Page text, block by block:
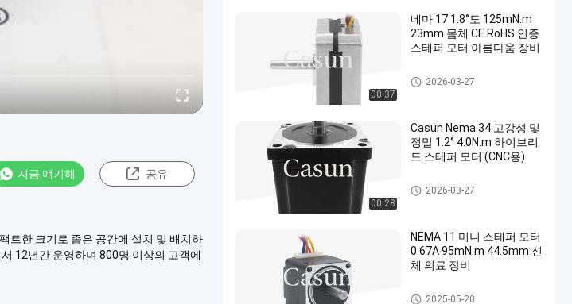
지금 얘기해 공유
트한 크기로 좁은 공간에 설치 및 배치하
12년간 운영하며 800명 이상의 고객에
00:37
네마 17 1.8°도 125mN.m
23mm 몸체 CE RoHS 인증
스테퍼 모터 아름다움 장비
nema 17 스테퍼 모터
2026-03-27
00:28
Casun Nema 34 고강성 및
정밀 1.2° 4.0N.m 하이브리
드 스테퍼 모터 (CNC용)
nema 17 스테퍼 모터
2026-03-27
NEMA 11 미니 스테퍼 모터
0.67A 95mN.m 44.5mm 신
체 의료 장비
nema 11 스텝 모터
2025-05-20